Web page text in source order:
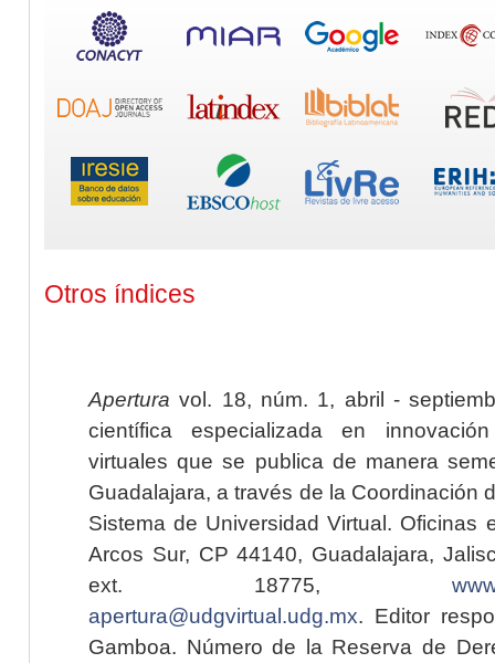
Otros índices
Apertura vol. 18, núm. 1, abril -
científica especializada en
virtuales que se publica de manera
Guadalajara, a través de la Coordinación
Sistema de Universidad Virtual. Oficinas
Arcos Sur, CP 44140, Guadalajara,
ext. 18775,
apertura@udgvirtual.udg.mx. Editor
Gamboa. Número de la Reserva de